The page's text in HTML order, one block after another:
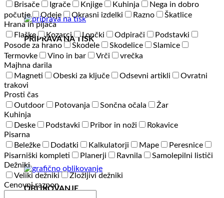
PRIPRAVA NA TISK
OBLIKOVANJE
Brisače
Igrače Knjige Kuhinja
Nega in dobro
počutje
Odeje Okrasni izdelki Razno
Škatlice
Hrana in pijača
Flaške
Kozarci Lončki Odpirači
Podstavki
Posode za hrano
Skodele Skodelice
Slamice
Termovke
Vino in bar Vrči
vrečka
Majhna darila
Magneti
Obeski za ključe Odsevni artikli
Ovratni
trakovi
Prosti čas
Outdoor
Potovanja Sončna očala
Žar
Kuhinja
Deske
Podstavki Pribor in noži
Rokavice
Pisarna
Beležke
Dodatki Kalkulatorji Mape
Peresnice
Pisarniški kompleti
Planerji Ravnila
Samolepilni lističi
Dežniki
Veliki dežniki
Zložljivi dežniki
Cenovni razpon